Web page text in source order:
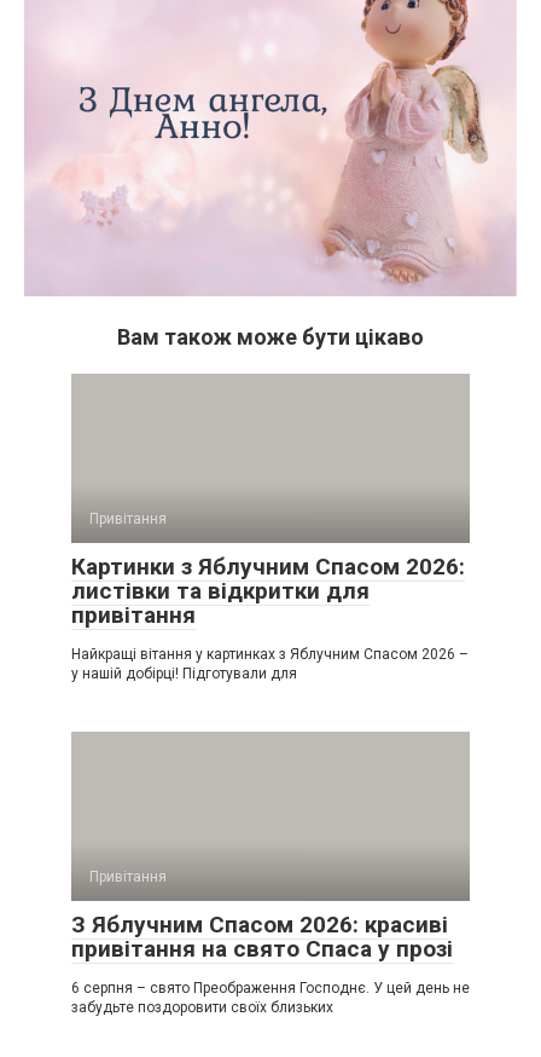
Вам також може бути цікаво
Привітання
Картинки з Яблучним Спасом 2026:
листівки та відкритки для
привітання
Найкращі вітання у картинках з Яблучним Спасом 2026 –
у нашій добірці! Підготували для
Привітання
З Яблучним Спасом 2026: красиві
привітання на свято Спаса у прозі
6 серпня – свято Преображення Господнє. У цей день не
забудьте поздоровити своїх близьких